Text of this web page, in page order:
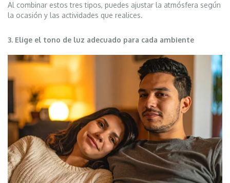
Al combinar estos tres tipos, puedes ajustar la atmósfera según
la ocasión y las actividades que realices.
3. Elige el tono de luz adecuado para cada ambiente